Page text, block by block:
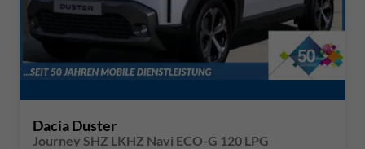
Dacia Duster
Journey SHZ LKHZ Navi ECO-G 120 LPG